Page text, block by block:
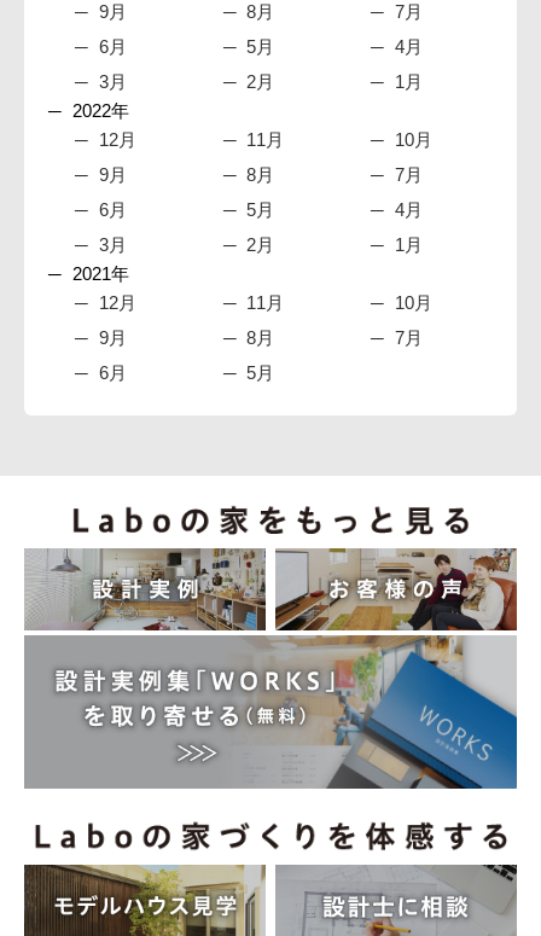
9月
8月
7月
6月
5月
4月
3月
2月
1月
2022年
12月
11月
10月
9月
8月
7月
6月
5月
4月
3月
2月
1月
2021年
12月
11月
10月
9月
8月
7月
6月
5月